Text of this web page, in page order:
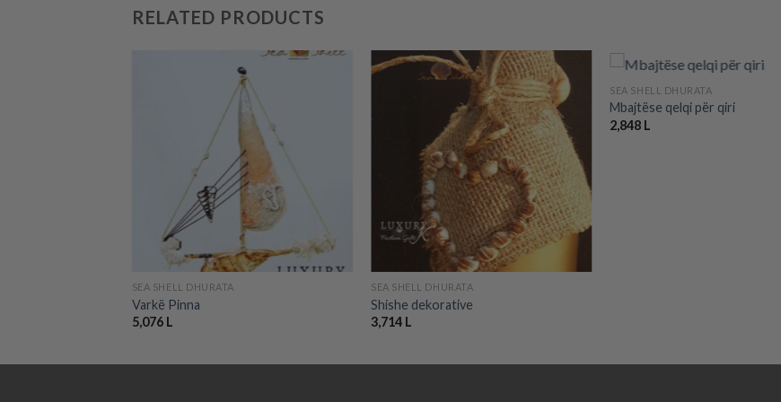
RELATED PRODUCTS
SEA SHELL DHURATA
Varkë Pinna
5,076 L
Add to
wishlist
SEA SHELL DHURATA
Shishe dekorative
3,714 L
+
SEA SHELL DHURATA
Mbajtëse qelqi për qiri
2,848 L